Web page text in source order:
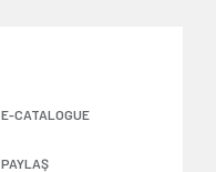
E-CATALOGUE
PAYLAŞ